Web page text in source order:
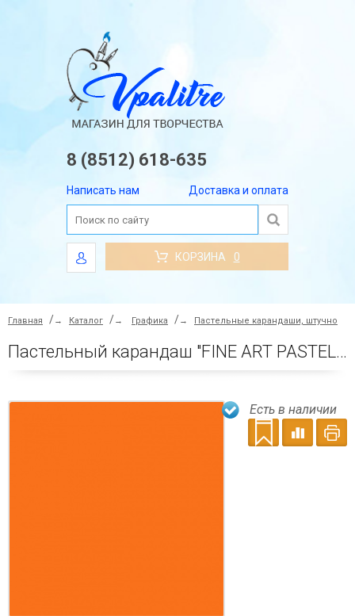
8 (8512) 618-635
Написать нам Доставка и оплата
КОРЗИНА 0
Главная → Каталог → Графика → Пастельные карандаши, штучно
Пастельный карандаш "FINE ART PASTEL", круглый, грифель 3,8 мм, цвет 111 Оранжевый
Есть в наличии